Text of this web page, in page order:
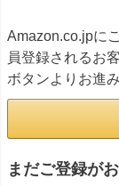
Amazon.co.jpに
員登録されるお
ボタンよりお進
まだご登録が